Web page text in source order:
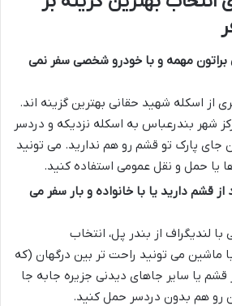
مهمه و با خودرو شخصی سفر نمی
از اسکله شهید حقانی بهترین گزینه اند.
شهر بندرعباس به اسکله نزدیکه و دردسر
جای پارک تو قشم رو هم ندارید. می تونید
یا حمل و نقل عمومی استفاده کنید.
قشم دارید یا با خانواده و بار سفر می
لندیگراف از بندر پل، انتخاب
ماشین می تونید راحت تر بین درگهان (که
قشم یا سایر جاهای دیدنی جزیره جابه جا
رو هم بدون دردسر حمل کنید.